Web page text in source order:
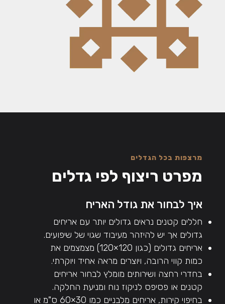
מרצפות בכל הגדלים
מפרט ריצוף לפי גדלים
איך לבחור את גודל האריח
חללים קטנים נראים גדולים יותר עם אריחים
גדולים אך יש להיזהר מעיבוד שגוי של שיפועים.
אריחים גדולים (כגון 120×120) מצמצמים את
כמות קווי הרובה, ויוצרים מראה אחיד ויוקרתי.
בחדרי רחצה ושירותים מומלץ לבחור אריחים
קטנים או פסיפס לניקוז נוח ומניעת החלקה.
בחיפוי קירות, אריחים מלבניים כמו 30×60 ס"מ או